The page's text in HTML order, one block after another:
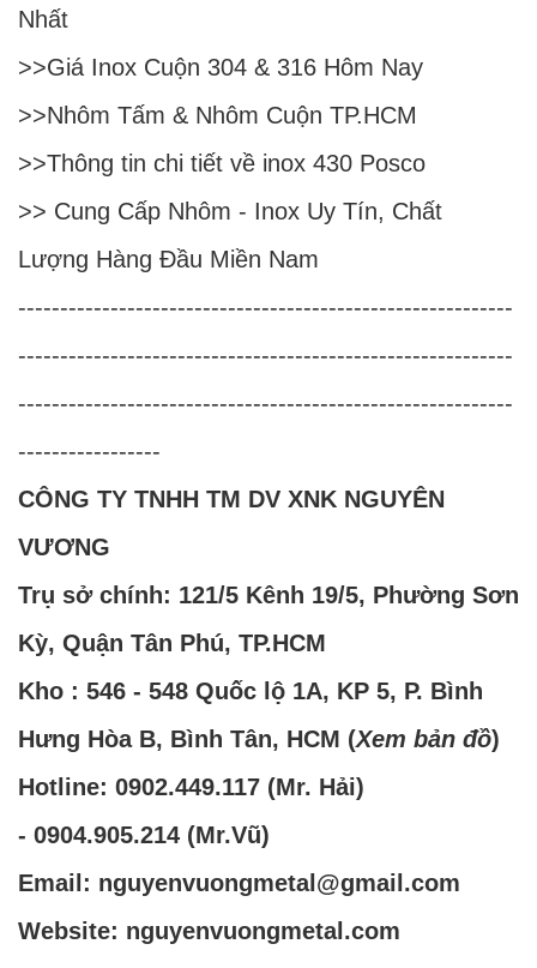
Nhất
>>Giá Inox Cuộn 304 & 316 Hôm Nay
>>Nhôm Tấm & Nhôm Cuộn TP.HCM
>>Thông tin chi tiết về inox 430 Posco
>> Cung Cấp Nhôm - Inox Uy Tín, Chất
Lượng Hàng Đầu Miền Nam
-----------------------------------------------------------
-----------------------------------------------------------
-----------------------------------------------------------
-----------------
CÔNG TY TNHH TM DV XNK NGUYÊN
VƯƠNG
Trụ sở chính: 121/5 Kênh 19/5, Phường Sơn
Kỳ, Quận Tân Phú, TP.HCM
Kho : 546 - 548 Quốc lộ 1A, KP 5, P. Bình
Hưng Hòa B, Bình Tân, HCM (Xem bản đồ)
Hotline: 0902.449.117 (Mr. Hải)
- 0904.905.214 (Mr.Vũ)
Email: nguyenvuongmetal@gmail.com
Website: nguyenvuongmetal.com